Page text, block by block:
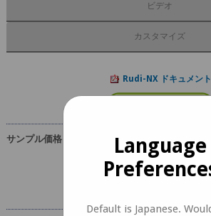
ビデオ
カスタマイズ
Rudi-NX ドキュメント
サンプル価格
USD 549
Language
Default is Japanese.